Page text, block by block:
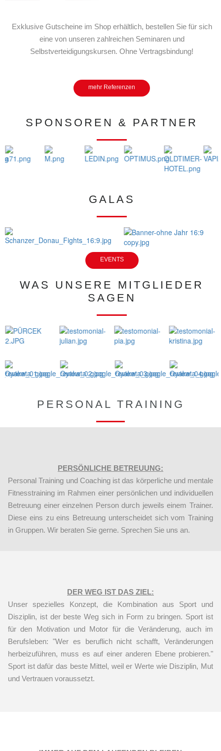
Exklusive Gutscheine im Shop erhältlich, bestellen Sie für sich
eine von unseren zahlreichen Seminaren und
Selbstverteidigungskursen. Ohne Vertragsbindung!
mehr Referenzen
SPONSOREN & PARTNER
GALAS
EVENTS
WAS UNSERE MITGLIEDER
SAGEN
PERSONAL TRAINING
PERSÖNLICHE BETREUUNG:
Personal Training und Coaching ist das körperliche und mentale
Fitnesstraining im Rahmen einer persönlichen und individuellen
Betreuung einer einzelnen Person durch jeweils einem Trainer.
Diese eins zu eins Betreuung unterscheidet sich vom Training
in Gruppen. Wir beraten Sie gerne. Sprechen Sie uns an.
DER WEG IST DAS ZIEL:
Unser spezielles Konzept, die Kombination aus Sport und
Disziplin, ist der beste Weg sich in Form zu bringen. Sport ist
für den Motivation und Motor für die Veränderung, auch im
Berufsleben: "Wer es beruflich nicht schafft, Veränderungen
herbeizuführen, muss es auf einer anderen Ebene probieren."
Sport ist dafür das beste Mittel, weil er Werte wie Disziplin, Mut
und Vertrauen voraussetzt.